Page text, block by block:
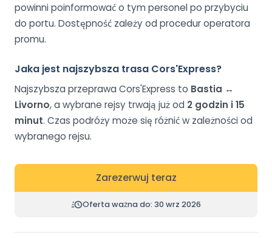
powinni poinformować o tym personel po przybyciu
do portu. Dostępność zależy od procedur operatora
promu.
Jaka jest najszybsza trasa Cors'Express?
Najszybsza przeprawa Cors'Express to Bastia ↔
Livorno, a wybrane rejsy trwają już od 2 godzin i 15
minut. Czas podróży może się różnić w zależności od
wybranego rejsu.
Zarezerwuj teraz
Oferta ważna do: 30 wrz 2026